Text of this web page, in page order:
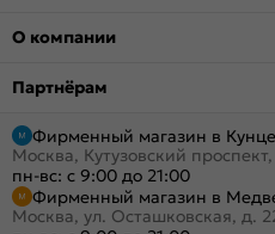
О компании
Партнёрам
Фирменный магазин в
Москва, Кутузовский
пн-вс: с 9:00 до 21:00
Фирменный магазин в
Москва, ул. Осташковская, д.